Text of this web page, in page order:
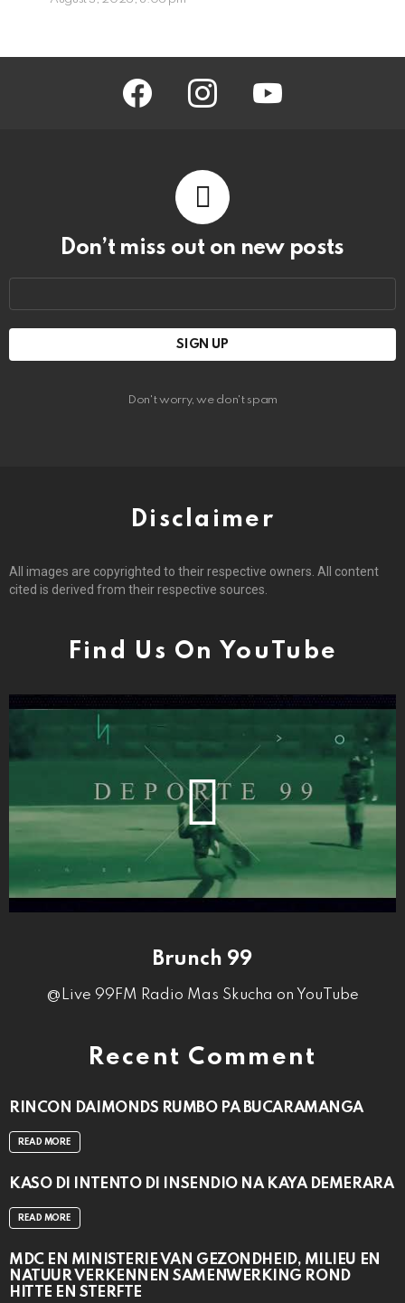
facebook instagram youtube
Don’t miss out on new posts
Don't worry, we don't spam
Disclaimer
All images are copyrighted to their respective owners. All content
cited is derived from their respective sources.
Find Us On YouTube
Brunch 99
@Live 99FM Radio Mas Skucha on YouTube
Recent Comment
RINCON DAIMONDS RUMBO PA BUCARAMANGA
READ MORE
KASO DI INTENTO DI INSENDIO NA KAYA DEMERARA
READ MORE
MDC EN MINISTERIE VAN GEZONDHEID, MILIEU EN
NATUUR VERKENNEN SAMENWERKING ROND
HITTE EN STERFTE